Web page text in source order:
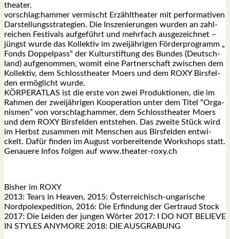
thea­ter.
vorschlag:hammer ver­mischt Erzähl­thea­ter mit per­for­ma­ti­ven
Dar­stel­lungs­stra­te­gien. Die Insze­nie­run­gen wur­den an zahl­
rei­chen Fes­ti­vals auf­ge­führt und mehr­fach aus­ge­zeich­net –
jüngst wur­de das Kol­lek­tiv im zwei­jäh­ri­gen För­der­pro­gramm „
Fonds Dop­pel­pass“ der Kul­tur­stif­tung des Bun­des (Deutsch­
land) auf­ge­nom­men, womit eine Part­ner­schaft zwi­schen dem
Kol­lek­tiv, dem Schloss­thea­ter Moers und dem ROXY Birs­fel­
den ermög­licht wur­de.
KÖRPERATLAS ist die ers­te von zwei Pro­duk­tio­nen, die im
Rah­men der zwei­jäh­ri­gen Koope­ra­ti­on unter dem Titel “Orga­
nis­men” von vorschlag:hammer, dem Schloss­thea­ter Moers
und dem ROXY Birs­fel­den ent­ste­hen. Das zwei­te Stück wird
im Herbst zusam­men mit Men­schen aus Birs­fel­den ent­wi­
ckelt. Dafür fin­den im August vor­be­rei­ten­de Work­shops statt.
Genaue­re Infos fol­gen auf www.theater-roxy.ch
Bis­her im ROXY
2013: Tears in Hea­ven, 2015: Öster­rei­chisch-unga­ri­sche
Nord­pol­ex­pe­di­ti­on, 2016: Die Erfin­dung der Ger­traud Stock
2017: Die Lei­den der jun­gen Wör­ter 2017: I DO NOT BELIEVE
IN STYLES ANYMORE 2018: DIE AUSGRABUNG